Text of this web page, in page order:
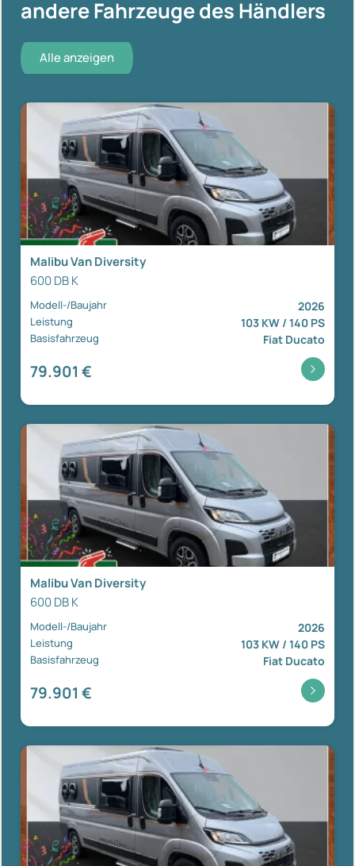
andere Fahrzeuge des Händlers
Alle anzeigen
Malibu Van Diversity
600 DB K
Modell-/Baujahr 2026
Leistung 103 KW / 140 PS
Basisfahrzeug Fiat Ducato
79.901 €
Malibu Van Diversity
600 DB K
Modell-/Baujahr 2026
Leistung 103 KW / 140 PS
Basisfahrzeug Fiat Ducato
79.901 €